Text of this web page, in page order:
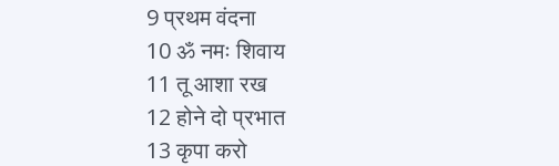
9 प्रथम वंदना
10 ॐ नमः शिवाय
11 तू आशा रख
12 होने दो प्रभात
13 कृपा करो